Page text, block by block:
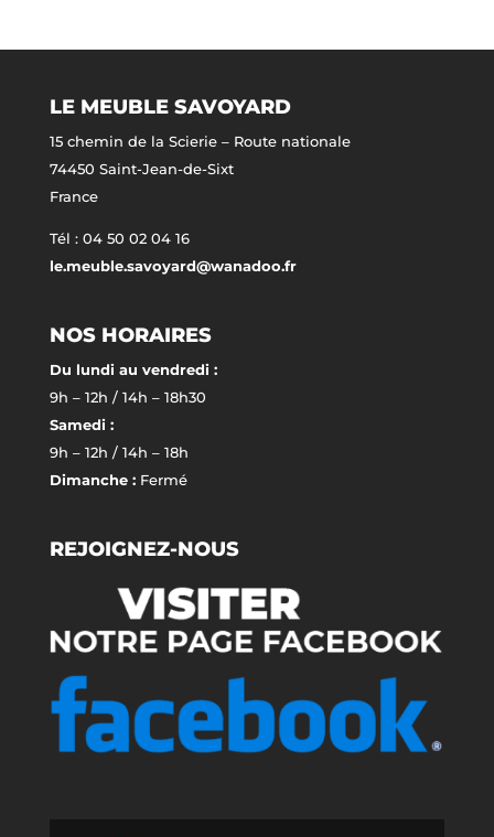
LE MEUBLE SAVOYARD
15 chemin de la Scierie – Route nationale
74450 Saint-Jean-de-Sixt
France
Tél : 04 50 02 04 16
le.meuble.savoyard@wanadoo.fr
NOS HORAIRES
Du lundi au vendredi :
9h – 12h / 14h – 18h30
Samedi :
9h – 12h / 14h – 18h
Dimanche :Fermé
REJOIGNEZ-NOUS